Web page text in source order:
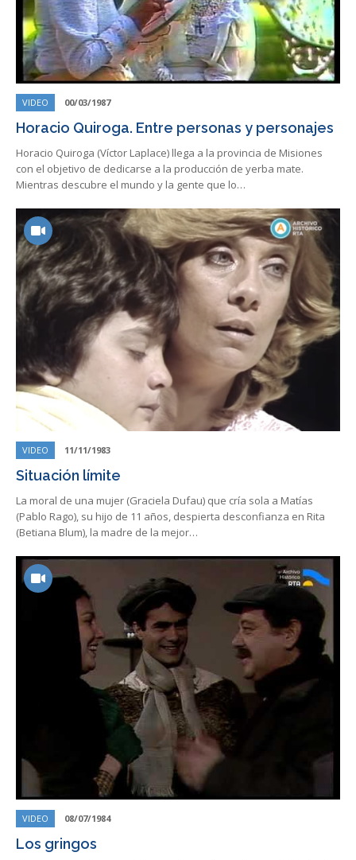
VIDEO 00/03/1987
Horacio Quiroga. Entre personas y personajes
Horacio Quiroga (Víctor Laplace) llega a la provincia de Misiones
con el objetivo de dedicarse a la producción de yerba mate.
Mientras descubre el mundo y la gente que lo…
VIDEO 11/11/1983
Situación límite
La moral de una mujer (Graciela Dufau) que cría sola a Matías
(Pablo Rago), su hijo de 11 años, despierta desconfianza en Rita
(Betiana Blum), la madre de la mejor…
VIDEO 08/07/1984
Los gringos